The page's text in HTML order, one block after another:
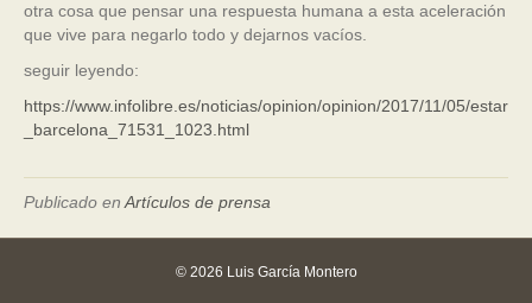
otra cosa que pensar una respuesta humana a esta aceleración
que vive para negarlo todo y dejarnos vacíos.
seguir leyendo:
https://www.infolibre.es/noticias/opinion/opinion/2017/11/05/estar
_barcelona_71531_1023.html
Publicado en Artículos de prensa
© 2026 Luis García Montero